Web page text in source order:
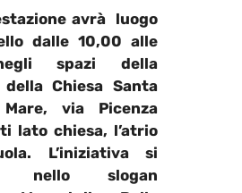
avrà luogo
dalle 10,00 alle
spazi della
Chiesa Santa
via Picenza
lato chiesa, l’atrio
L’iniziativa si
nello slogan